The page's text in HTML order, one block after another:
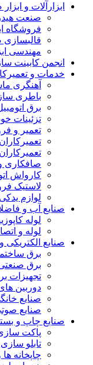
ابزارآلات و
صنعت
فروشگاه
قالبسازی
مهندسی
انجمن کابینت
خدمات و
آهنگری
باطری
برق
تزئینات
تعمیر و
صافکاری
کارواش
لاستیک
لوازم
صنایع آب و
لوله
لوله و
صنایع الکتریکی
برق
برق
تجهیزات
دوربین
صنایع
صنایع
صنایع چاپ و
پاکت
تابلو
چاپخانه